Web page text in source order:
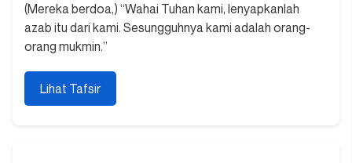
(Mereka berdoa,) “Wahai Tuhan kami, lenyapkanlah
azab itu dari kami. Sesungguhnya kami adalah orang-
orang mukmin.”
Lihat Tafsir